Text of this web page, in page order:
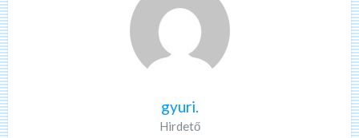
gyuri.
Hirdető